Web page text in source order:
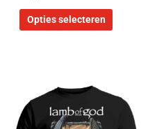
Opties selecteren
Dit
product